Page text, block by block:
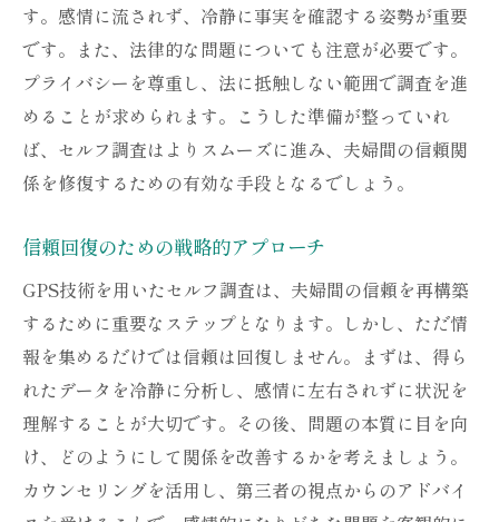
調査結果を元にした関係強化の方法
GPSで得られる心理的効果
具体的な事例から学ぶGPSの有効性
GPSとカウンセリングを活用した夫婦間問題の
解決策
カウンセリングを通じた信頼回復の方法
GPSと心理療法の効果的な併用法
問題解決に向けた具体的な戦略
夫婦間の問題を乗り越えるための実践例
す。感情に流されず、冷静に事実を確認する姿勢が重要
です。また、法律的な問題についても注意が必要です。
プライバシーを尊重し、法に抵触しない範囲で調査を進
めることが求められます。こうした準備が整っていれ
ば、セルフ調査はよりスムーズに進み、夫婦間の信頼関
係を修復するための有効な手段となるでしょう。
信頼回復のための戦略的アプローチ
GPS技術を用いたセルフ調査は、夫婦間の信頼を再構築
するために重要なステップとなります。しかし、ただ情
報を集めるだけでは信頼は回復しません。まずは、得ら
れたデータを冷静に分析し、感情に左右されずに状況を
理解することが大切です。その後、問題の本質に目を向
け、どのようにして関係を改善するかを考えましょう。
カウンセリングを活用し、第三者の視点からのアドバイ